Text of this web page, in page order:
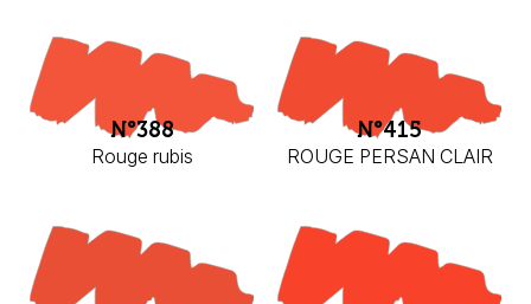
N°388
Rouge rubis
N°415
ROUGE PERSAN CLAIR